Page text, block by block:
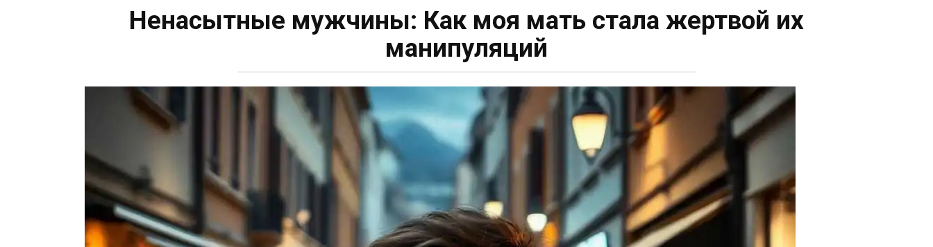
Ненасытные мужчины: Как моя мать стала жертвой их
манипуляций